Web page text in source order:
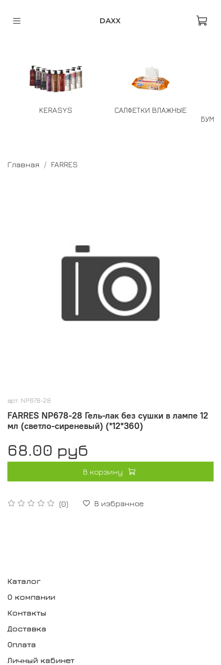
DAXX
KERASYS
САЛФЕТКИ ВЛАЖНЫЕ
Главная FARRES
арт. NP678-28
FARRES NP678-28 Гель-лак без сушки в лампе 12
мл (светло-сиреневый) (*12*360)
(0) В избранное
68.00 руб
В корзину
Каталог
О компании
Контакты
Доставка
Оплата
Личный кабинет